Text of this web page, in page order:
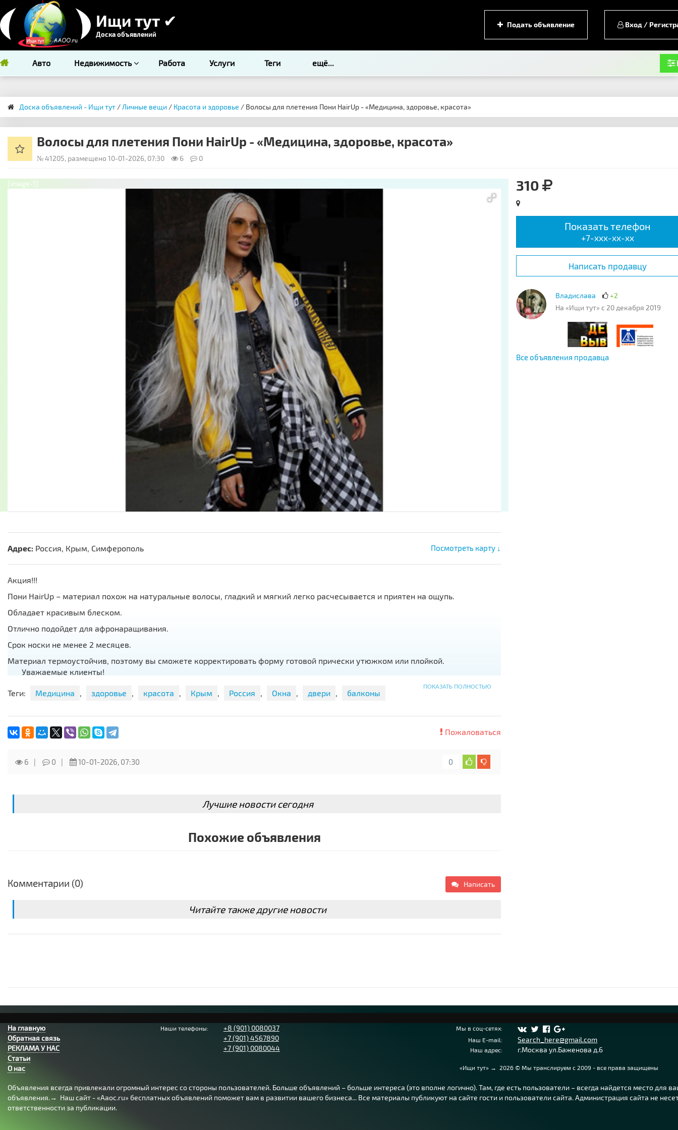
Ищи тут ✔
Доска объявлений
Подать объявление Вход /
Авто Недвижимость Работа Услуги Теги ещё...
Доска объявлений - Ищи тут /Личные вещи / Красота и здоровье / Волосы для плетения Пони НairUp - «Медицина, здоровье, красота»
Волосы для плетения Пони НairUp - «Медицина, здоровье, красота»
№ 41205, размещено 10-01-2026, 07:30 6 0
[image-1] 310
Показать телефон
+7-xxx-xx-xx
Написать продавцу
Владислава
+2
На «Ищи тут» с 20 декабря 2019
Все объявления продавца
Адрес: Россия, Крым, Симферополь Посмотреть карту ↓
Акция!!!
Пони НairUp – материал похож на натуральные волосы, гладкий и мягкий легко расчесывается и приятен на ощупь.
Обладает красивым блеском.
Отлично подойдет для афронаращивания.
Срок носки не менее 2 месяцев.
Материал термоустойчив, поэтому вы сможете корректировать форму готовой прически утюжком или плойкой.
Уважаемые клиенты!
Магазин "Целебный родник" в Симферополе перешёл на дистанционный формат работы. 👩
🎁Бонус- 10% скидки за первый заказ ‼ В дальнейшем - при покупке от 20 000 - 10 % скидки на весь заказ.
ПОКАЗАТЬ ПОЛНОСТЬЮ
Теги: Медицина , здоровье , красота , Крым , Россия , Окна , двери , балконы
Пожаловаться
6 0 10-01-2026, 07:30 0
Лучшие новости сегодня
Похожие объявления
Комментарии (0) Написать
Читайте также другие новости
На главную
Обратная связь
РЕКЛАМА У НАС
Статьи
О нас
Наши телефоны:
+8 (901) 0080037
+7 (901) 4567890
+7 (901) 0080044
Мы в соц-сетях:
Наш E-mail:
Search_here@gmail.com
Наш адрес: г.Москва ул.Баженова д.6
«Ищи тут» →2026 © Мы транслируем с 2009 - все права защищены
Объявления всегда привлекали огромный интерес со стороны пользователей. Больше объявлений – больше интереса (это вполне логично). Там, где есть пользователи – всегда найдется место для
объявления.→ Наш сайт - «Aaoc.ru» бесплатных объявлений поможет вам в развитии вашего бизнеса... Все материалы публикуют на сайте гости и пользователи сайта. Администрация сайта не
ответственности за публикации.